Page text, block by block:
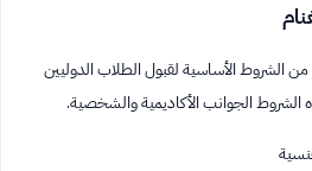
الأساسية لقبول الطلاب الدوليين
الجوانب الأكاديمية والشخصية.